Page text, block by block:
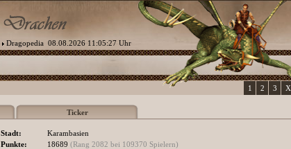
Dragopedia 08.08.2026 11:05:27 Uhr
X
3
2
1
Ticker
Stadt:
Karambasien
Punkte:
18689 (Rang 2082 bei 109370 Spielern)